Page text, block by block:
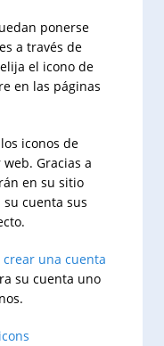
ponerse
a través de
el icono de
en las páginas
iconos de
Gracias a
en su sitio
cuenta sus
crear una cuenta
su cuenta uno